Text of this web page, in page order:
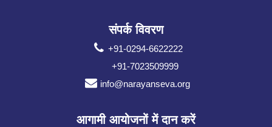
संपर्क विवरण
+91-0294-6622222
+91-7023509999
info@narayanseva.org
आगामी आयोजनों में दान करें